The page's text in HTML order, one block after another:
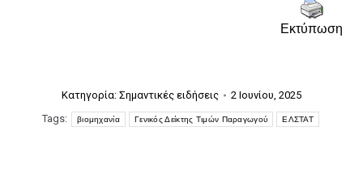
Εκτύπωση
Κατηγορία: Σημαντικές ειδήσεις
2 Ιουνίου, 2025
Tags:
βιομηχανία Γενικός Δείκτης Τιμών Παραγωγού ΕΛΣΤΑΤ